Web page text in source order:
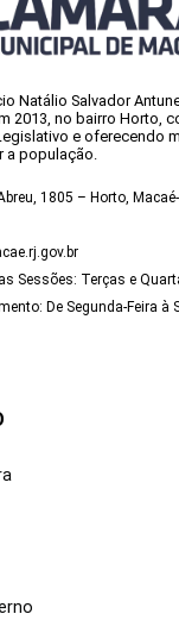
Natálio Salvador
2013, no bairro Horto,
e oferecendo
população.
1805 – Horto,
Sessões: Terças e
De Segunda-Feira à